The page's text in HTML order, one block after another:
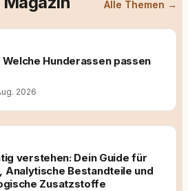
Alle Themen →
Hunderassen passen
2026
verstehen: Dein Guide für
Analytische Bestandteile und
Zusatzstoffe